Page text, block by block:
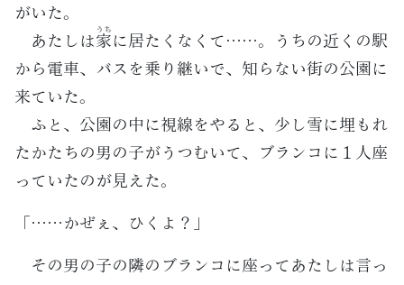
がいた。
あたしは家
うち
に居たくなくて……。うちの近くの駅
から電車、バスを乗り継いで、知らない街の公園に
来ていた。
ふと、公園の中に視線をやると、少し雪に埋もれ
たかたちの男の子がうつむいて、ブランコに１人座
っていたのが見えた。
「……かぜぇ、ひくよ？」
その男の子の隣のブランコに座ってあたしは言っ